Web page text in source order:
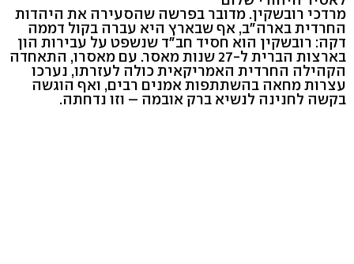
מרדכי רובשקין. מדובר בפרשה שהסעירה את היהדות
החרדית בארה"ב, אף שבארץ היא עברה בקול דממה
דקה: רובשקין הוא חסיד חב"ד שנשפט על עבירות הון
בארצות הברית ל-27 שנות מאסר. עם מאסרו, התאחדה
הקהילה החרדית האמריקאית כולה לעזרתו, נערכו
עצרות מחאה בהשתתפות אמנים רבים, ואף הוגשה
בקשה לחנינה לנשיא ברק אובמה – וזו נדחתה.